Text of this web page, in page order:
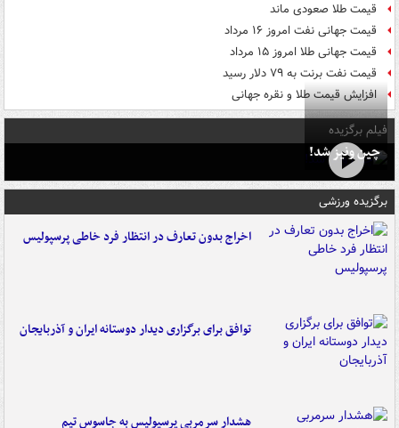
قیمت طلا صعودی ماند
قیمت جهانی نفت امروز ۱۶ مرداد
قیمت جهانی طلا امروز ۱۵ مرداد
قیمت نفت برنت به ۷۹ دلار رسید
افزایش قیمت طلا و نقره جهانی
فیلم برگزیده
چین ونیز شد!
برگزیده ورزشی
اخراج بدون تعارف در انتظار فرد خاطی پرسپولیس
توافق برای برگزاری دیدار دوستانه ایران و آذربایجان
هشدار سرمربی پرسپولیس به جاسوس تیم